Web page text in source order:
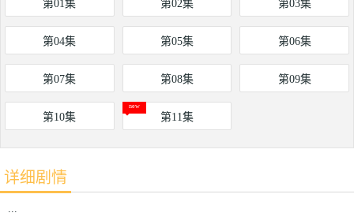
第01集 第02集 第03集
第04集 第05集 第06集
第07集 第08集 第09集
第10集 第11集
详细剧情